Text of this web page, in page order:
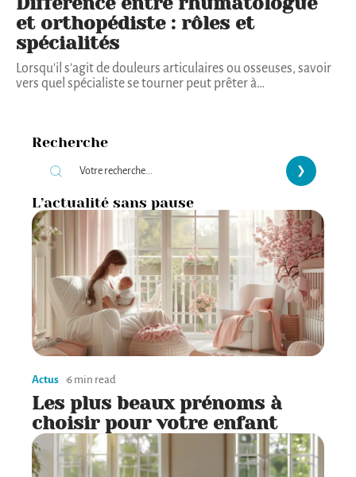
Différence entre rhumatologue
et orthopédiste : rôles et
spécialités
Lorsqu'il s'agit de douleurs articulaires ou osseuses, savoir
vers quel spécialiste se tourner peut prêter à …
Recherche
L’actualité sans pause